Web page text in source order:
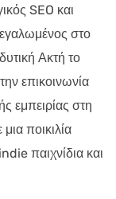
SEO και
στο
Ακτή το
επικοινωνία
εμπειρίας στη
ποικιλία
παιχνίδια και